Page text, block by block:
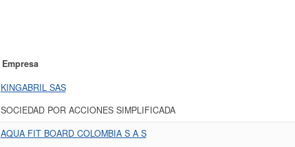
Empresa
KINGABRIL SAS
SOCIEDAD POR ACCIONES SIMPLIFICADA
AQUA FIT BOARD COLOMBIA S A S